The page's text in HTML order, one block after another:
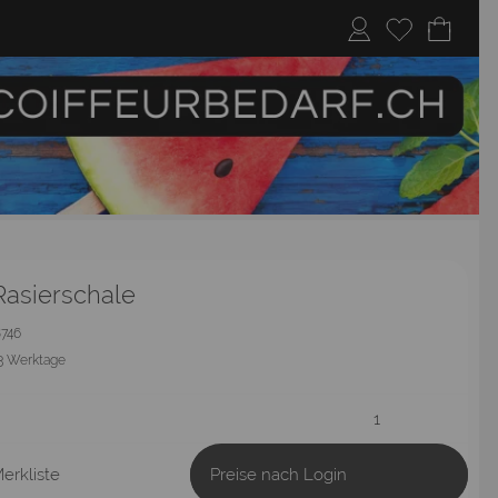
Werktage
Preise nach Login